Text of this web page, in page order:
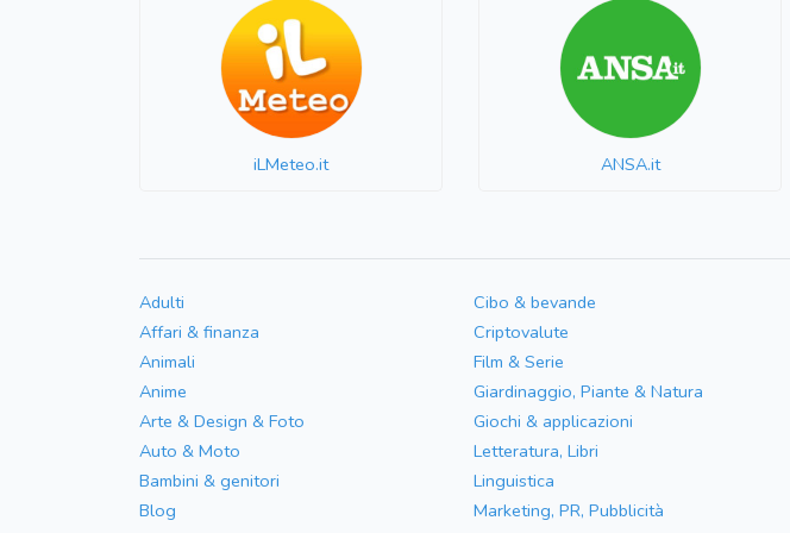
iLMeteo.it ANSA.it
Adulti
Affari & finanza
Animali
Anime
Arte & Design & Foto
Auto & Moto
Bambini & genitori
Blog
Cibo & bevande
Criptovalute
Film & Serie
Giardinaggio, Piante & Natura
Giochi & applicazioni
Letteratura, Libri
Linguistica
Marketing, PR, Pubblicità